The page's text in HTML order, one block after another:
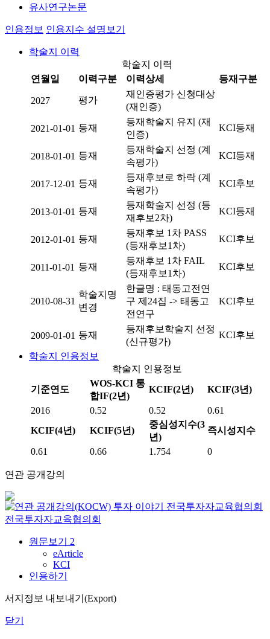
유사연구논문
인용정보 인용지수 설명보기
학술지 이력
학술지 이력
연월일
이력구분 이력상세 등재구분
2027 평가
재인증평가 신청대상
(재인증)
2021-01-01 등재
등재학술지 유지 (재
인증)
KCI등재
2018-01-01 등재
등재학술지 선정 (계
속평가)
KCI등재
2017-12-01 등재
등재후보로 하락 (계
속평가)
KCI후보
2013-01-01 등재
등재학술지 선정 (등
재후보2차)
KCI등재
2012-01-01 등재
등재후보 1차 PASS
(등재후보1차)
KCI후보
2011-01-01 등재
등재후보 1차 FAIL
(등재후보1차)
KCI후보
2010-08-31
학술지명
변경
한글명 : 태동고전연
구 제24집 -> 태동고
전연구
KCI후보
2009-01-01 등재
등재후보학술지 선정
(신규평가)
KCI후보
학술지 인용정보
학술지 인용정보
기준연도
WOS-KCI 통
합IF(2년)
KCIF(2년) KCIF(3년)
2016 0.52 0.52
0.61
KCIF(4년)
KCIF(5년)
중심성지수(3
년)
즉시성지수
0.61 0.66 1.754 0
연관 공개강의
투자 이야기
전국투자자교육협의회
전국투자자교육협의회
원문보기 2
eArticle
KCI
인용하기
서지정보 내보내기(Export)
닫기